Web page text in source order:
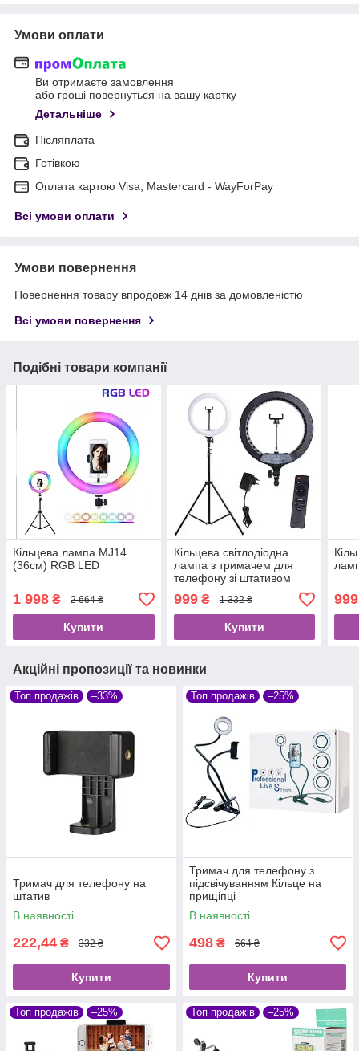
Умови оплати
Ви отримаєте замовлення
або гроші повернуться на вашу картку
Детальніше
Післяплата
Готівкою
Оплата картою Visa, Mastercard - WayForPay
Всі умови оплати
Умови повернення
Повернення товару впродовж 14 днів за домовленістю
Всі умови повернення
Подібні товари компанії
Кільцева лампа MJ14
(36см) RGB LED
1 998 ₴ 2 664 ₴
Купити
Кільцева світлодіодна
лампа з тримачем для
телефону зі штативом
999₴ 1 332 ₴
Купити
999
Акційні пропозиції та новинки
Топ продажів –33%
Тримач для телефону на
штатив
В наявності
222,44 ₴ 332 ₴
Купити
Топ продажів –25%
Тримач для телефону з
підсвічуванням Кільце на
прищіпці
В наявності
498 ₴ 664 ₴
Купити
Топ продажів –25% Топ продажів –25%